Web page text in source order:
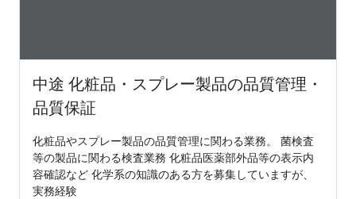
中途 化粧品・スプレー製品の品質管理・
品質保証
化粧品やスプレー製品の品質管理に関わる業務。 菌検査
等の製品に関わる検査業務 化粧品医薬部外品等の表示内
容確認など 化学系の知識のある方を募集していますが、
実務経験